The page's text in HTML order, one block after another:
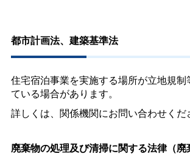
都市計画法、建築基準法
住宅宿泊事業を実施する場所が立地規制
ている場合があります。
詳しくは、関係機関にお問い合わせくだ
廃棄物の処理及び清掃に関する法律（廃